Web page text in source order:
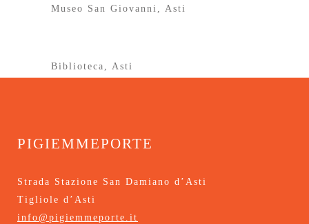
Museo San Giovanni, Asti
Biblioteca, Asti
pigiemmeporte
Strada Stazione San Damiano d’Asti
Tigliole d’Asti
info@pigiemmeporte.it